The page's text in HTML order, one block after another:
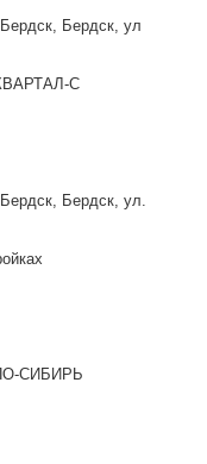
Бердск, Бердск, ул
Бердск, Бердск, ул.